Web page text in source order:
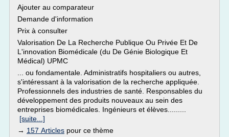
Ajouter au comparateur
Demande d'information
Prix à consulter
Valorisation De La Recherche Publique Ou Privée Et De
L'innovation Biomédicale (du De Génie Biologique Et
Médical) UPMC
... ou fondamentale. Administratifs hospitaliers ou autres,
s'intéressant à la valorisation de la recherche appliquée.
Professionnels des industries de santé. Responsables du
développement des produits nouveaux au sein des
entreprises biomédicales. Ingénieurs et élèves.........
[suite...]
→ 157 Articles pour ce thème